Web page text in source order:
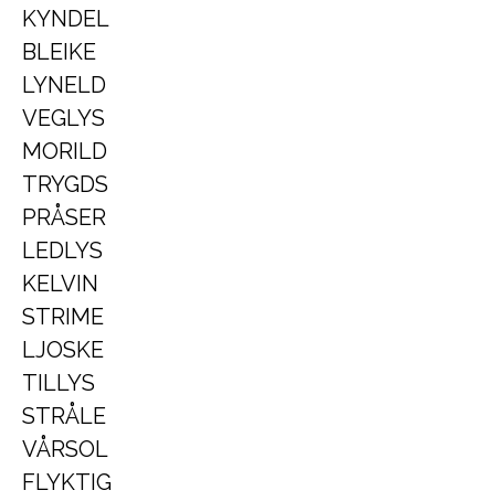
KYNDEL
BLEIKE
LYNELD
VEGLYS
MORILD
TRYGDS
PRÅSER
LEDLYS
KELVIN
STRIME
LJOSKE
TILLYS
STRÅLE
VÅRSOL
FLYKTIG